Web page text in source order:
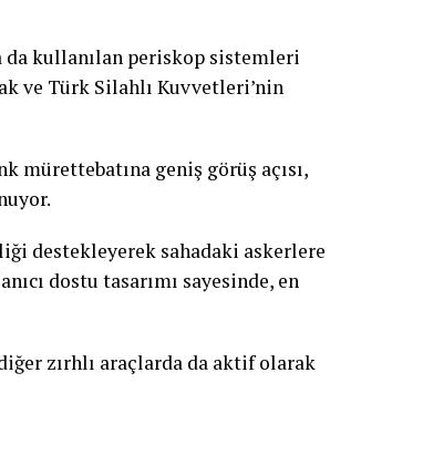
kullanılan periskop sistemleri
ve Türk Silahlı Kuvvetleri’nin
mürettebatına geniş görüş açısı,
destekleyerek sahadaki askerlere
dostu tasarımı sayesinde, en
zırhlı araçlarda da aktif olarak